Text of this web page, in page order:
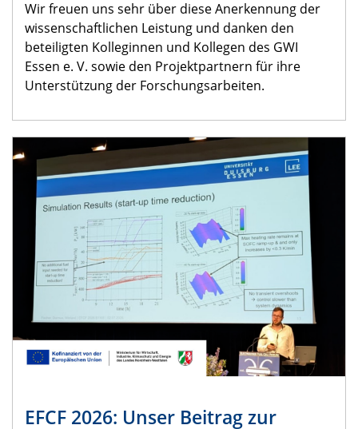
Wir freuen uns sehr über diese Anerkennung der
wissenschaftlichen Leistung und danken den
beteiligten Kolleginnen und Kollegen des GWI
Essen e. V. sowie den Projektpartnern für ihre
Unterstützung der Forschungsarbeiten.
EFCF 2026: Unser Beitrag zur